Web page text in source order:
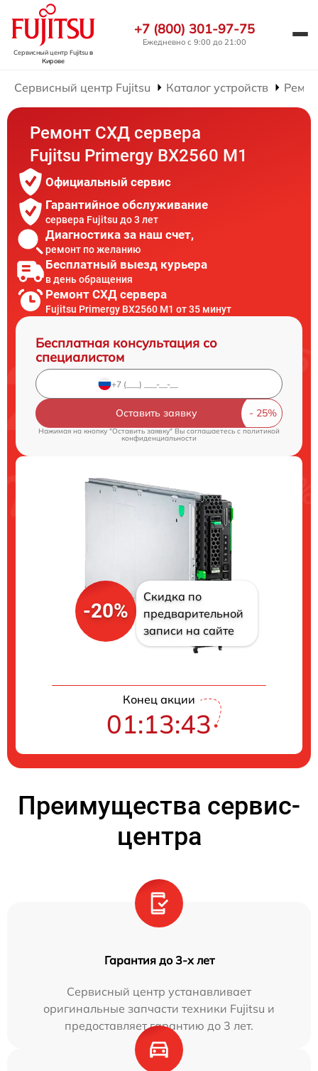
Сервисный центр Fujitsuв
Кирове
+7 (800) 301-97-75
Ежедневно с 9:00 до 21:00
Сервисный центр Fujitsu Каталог устройств
Ремонт СХД сервера
Fujitsu Primergy BX2560 M1
Официальный сервис
Гарантийное обслуживание
сервера Fujitsu до 3 лет
Диагностика за наш счет,
ремонт по желанию
Бесплатный выезд курьера
в день обращения
Ремонт СХД сервера
Fujitsu Primergy BX2560 M1 от 35 минут
Бесплатная консультация со
специалистом
Оставить заявку
Нажимая на кнопку "Оставить заявку" Вы соглашаетесь cполитикой
конфиденциальности
-20%
Скидка по
предварительной
записи на сайте
Конец акции
01:13:42
Преимущества сервис-
центра
Гарантия до 3-х лет
Сервисный центр устанавливает
оригинальные запчасти техники Fujitsu и
предоставляет гарантию до 3 лет.